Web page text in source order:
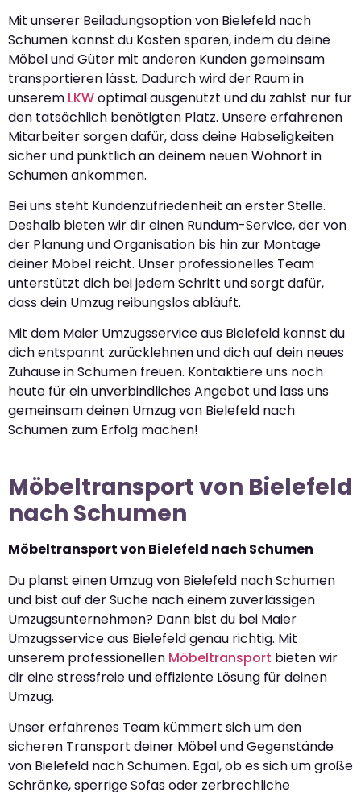
Mit unserer Beiladungsoption von Bielefeld nach
Schumen kannst du Kosten sparen, indem du deine
Möbel und Güter mit anderen Kunden gemeinsam
transportieren lässt. Dadurch wird der Raum in
unserem LKWoptimal ausgenutzt und du zahlst nur für
den tatsächlich benötigten Platz. Unsere erfahrenen
Mitarbeiter sorgen dafür, dass deine Habseligkeiten
sicher und pünktlich an deinem neuen Wohnort in
Schumen ankommen.
Bei uns steht Kundenzufriedenheit an erster Stelle.
Deshalb bieten wir dir einen Rundum-Service, der von
der Planung und Organisation bis hin zur Montage
deiner Möbel reicht. Unser professionelles Team
unterstützt dich bei jedem Schritt und sorgt dafür,
dass dein Umzug reibungslos abläuft.
Mit dem Maier Umzugsservice aus Bielefeld kannst du
dich entspannt zurücklehnen und dich auf dein neues
Zuhause in Schumen freuen. Kontaktiere uns noch
heute für ein unverbindliches Angebot und lass uns
gemeinsam deinen Umzug von Bielefeld nach
Schumen zum Erfolg machen!
Möbeltransport von Bielefeld
nach Schumen
Möbeltransport von Bielefeld nach Schumen
Du planst einen Umzug von Bielefeld nach Schumen
und bist auf der Suche nach einem zuverlässigen
Umzugsunternehmen? Dann bist du bei Maier
Umzugsservice aus Bielefeld genau richtig. Mit
unserem professionellen Möbeltransport bieten wir
dir eine stressfreie und effiziente Lösung für deinen
Umzug.
Unser erfahrenes Team kümmert sich um den
sicheren Transport deiner Möbel und Gegenstände
von Bielefeld nach Schumen. Egal, ob es sich um große
Schränke, sperrige Sofas oder zerbrechliche